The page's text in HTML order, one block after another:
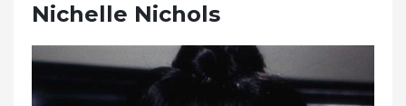
Nichelle Nichols